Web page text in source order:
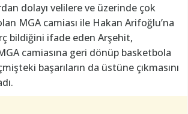
dolayı velilere ve üzerinde çok
MGA camiası ile Hakan Arifoğlu’na
bildiğini ifade eden Arşehit,
camiasına geri dönüp basketbola
başarıların da üstüne çıkmasını